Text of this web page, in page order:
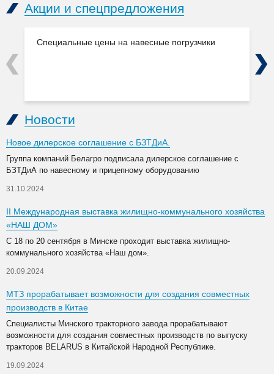
Акции и спецпредложения
Специальные цены на навесные погрузчики
Previous Next
Новости
Новое дилерское соглашение с БЗТДиА.
Группа компаний Белагро подписала дилерское соглашение с
БЗТДиА по навесному и прицепному оборудованию
31.10.2024
II Международная выставка жилищно-коммунального хозяйства
«НАШ ДОМ»
С 18 по 20 сентября в Минске проходит выставка жилищно-
коммунального хозяйства «Наш дом».
20.09.2024
МТЗ прорабатывает возможности для создания совместных
производств в Китае
Специалисты Минского тракторного завода прорабатывают
возможности для создания совместных производств по выпуску
тракторов BELARUS в Китайской Народной Республике.
19.09.2024